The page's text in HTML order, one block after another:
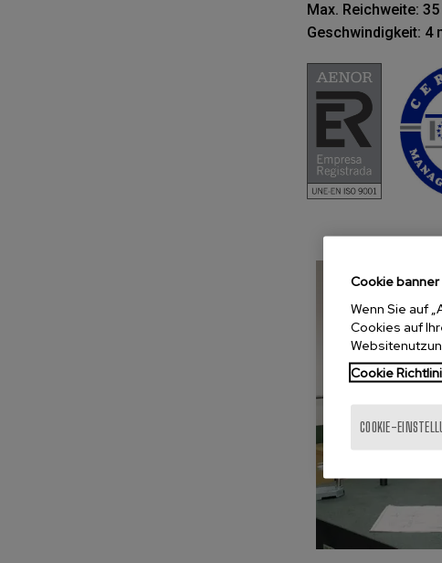
Max. Reichweite:
Geschwindigkeit: 4
Cookie banner
Wenn Sie auf
Cookies auf
Cookie
COOKIE-